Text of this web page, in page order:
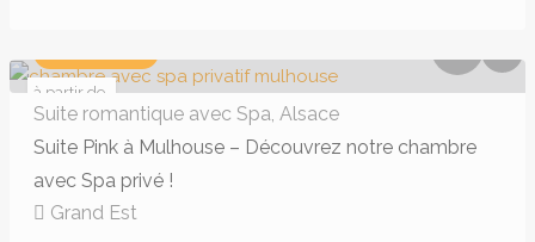
à partir de
119 €
Suite romantique avec Spa, Alsace
Suite Pink à Mulhouse – Découvrez notre chambre
avec Spa privé !
Grand Est